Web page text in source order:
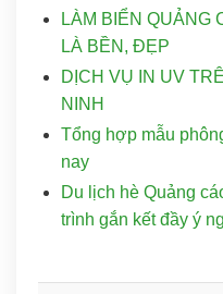
LÀM BIỂN QUẢNG
LÀ BỀN, ĐẸP
DỊCH VỤ IN UV
NINH
Tổng hợp mẫu
nay
Du lịch hè Quảng
trình gắn kết đầy ý